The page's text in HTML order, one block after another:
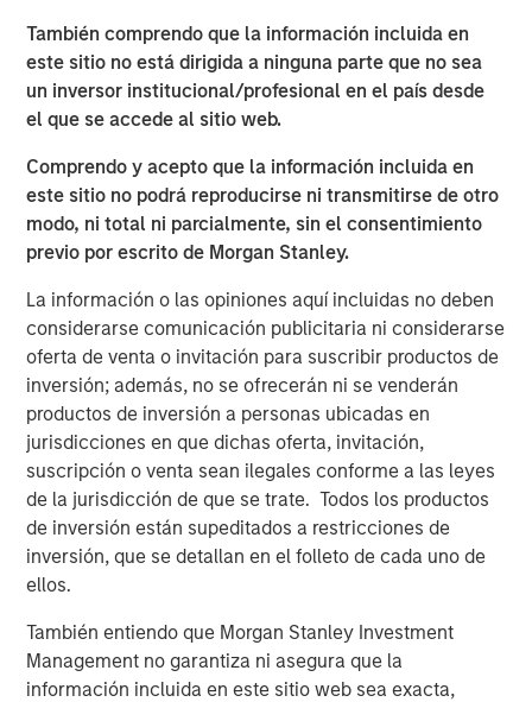
También comprendo que la información incluida en
este sitio no está dirigida a ninguna parte que no sea
un inversor institucional/profesional en el país desde
el que se accede al sitio web.
Comprendo y acepto que la información incluida en
este sitio no podrá reproducirse ni transmitirse de otro
modo, ni total ni parcialmente, sin el consentimiento
previo por escrito de Morgan Stanley.
La información o las opiniones aquí incluidas no deben
considerarse comunicación publicitaria ni considerarse
oferta de venta o invitación para suscribir productos de
inversión; además, no se ofrecerán ni se venderán
productos de inversión a personas ubicadas en
jurisdicciones en que dichas oferta, invitación,
suscripción o venta sean ilegales conforme a las leyes
de la jurisdicción de que se trate. Todos los productos
de inversión están supeditados a restricciones de
inversión, que se detallan en el folleto de cada uno de
ellos.
También entiendo que Morgan Stanley Investment
Management no garantiza ni asegura que la
información incluida en este sitio web sea exacta,
+SUBSCRIBE provides institutional investors, fund
managers, and service providers with the alternative
investment industry’s leading order management system
for alternative product transactions. The platform
eSubDocs, centralized order workflow and data
integrations with all stakeholders – delivered through an
open-architecture, API based, and inter-operating system.
Morgan Stanley